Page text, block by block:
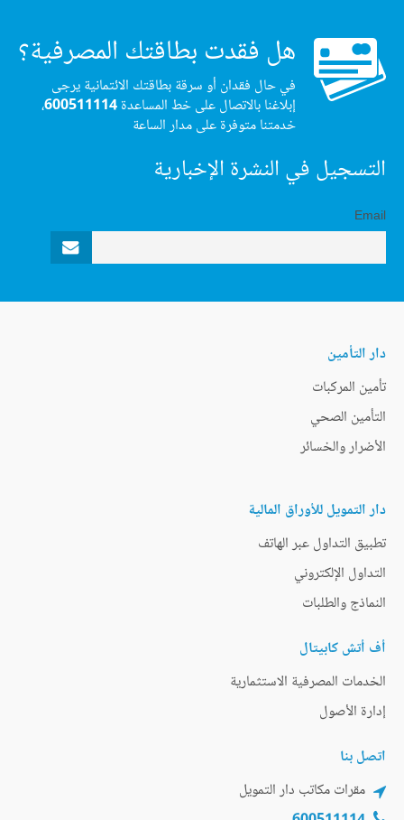
هل فقدت بطاقتك المصرفية؟
في حال فقدان أو سرقة بطاقتك الائتمانية يرجى
إبلاغنا بالاتصال على خط المساعدة600511114،
خدمتنا متوفرة على مدار الساعة
التسجيل في النشرة الإخبارية
Email
دار التأمين
تأمين المركبات
التأمين الصحي
الأضرار والخسائر
دار التمويل للأوراق المالية
تطبيق التداول عبر الهاتف
التداول الإلكتروني
النماذج والطلبات
أف أتش كابيتال
الخدمات المصرفية الاستثمارية
إدارة الأصول
اتصل بنا
مقرات مكاتب دار التمويل